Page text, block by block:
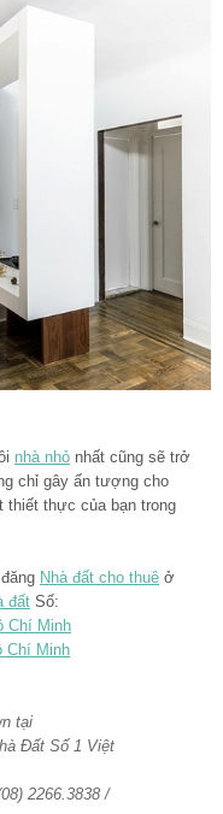
nhà nhỏ nhất cũng sẽ trở
chỉ gây ấn tượng cho
thiết thực của bạn trong
Nhà đất cho thuê ở
đất Số:
Chí Minh
Chí Minh
tại
Đất Số 1 Việt
2266.3838 /